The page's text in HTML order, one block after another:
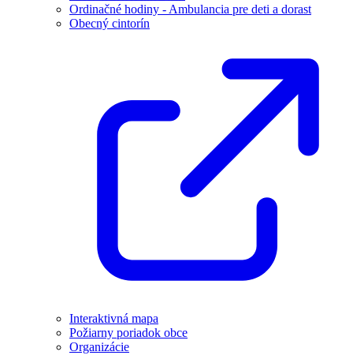
Ordinačné hodiny - Ambulancia pre deti a dorast
Obecný cintorín
Interaktivná mapa
Požiarny poriadok obce
Organizácie